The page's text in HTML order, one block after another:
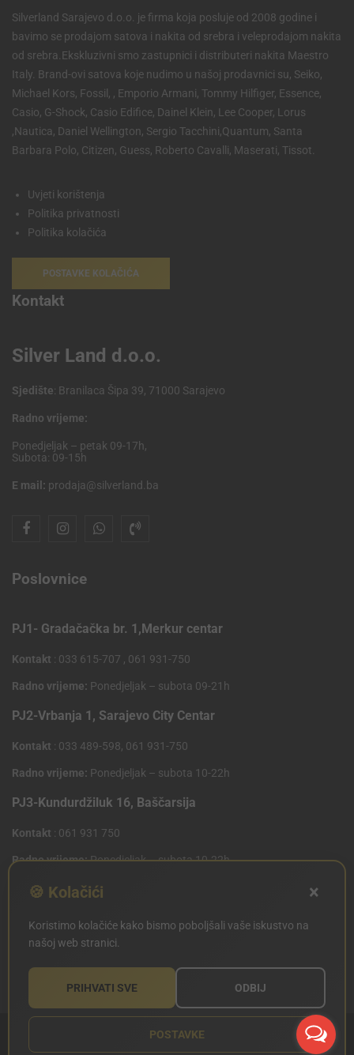
Silverland Sarajevo d.o.o. je firma koja posluje od 2008 godine i
bavimo se prodajom satova i nakita od srebra i veleprodajom nakita
od srebra.Ekskluzivni smo zastupnici i distributeri nakita Maestro
Italy. Brand-ovi satova koje nudimo u našoj prodavnici su, Seiko,
Michael Kors, Fossil, , Emporio Armani, Tommy Hilfiger, Essence,
Casio, G-Shock, Casio Edifice, Dainel Klein, Lee Cooper, Lorus
,Nautica, Daniel Wellington, Sergio Tacchini,Quantum, Santa
Barbara Polo, Citizen, Guess, Roberto Cavalli, Maserati, Tissot.
Uvjeti korištenja
Politika privatnosti
Politika kolačića
POSTAVKE KOLAČIĆA
Kontakt
Silver Land d.o.o.
Sjedište: Branilaca Šipa 39, 71000 Sarajevo
Radno vrijeme:
Ponedjeljak – petak 09-17h,
Subota: 09-15h
E mail: prodaja@silverland.ba
Poslovnice
PJ1- Gradačačka br. 1,Merkur centar
Kontakt : 033 615-707 , 061 931-750
Radno vrijeme: Ponedjeljak – subota 09-21h
PJ2-Vrbanja 1, Sarajevo City Centar
Kontakt : 033 489-598, 061 931-750
Radno vrijeme: Ponedjeljak – subota 10-22h
PJ3-Kundurdžiluk 16, Baščarsija
Kontakt : 061 931 750
Radno vrijeme:Ponedjeljak – subota 10-22h
PJ4 West Gate,Mostarsko raskrsce 10 (Penny Plus
Kontakt: 061 931 750
Radno vrijeme:Ponedjeljak – subota 09-21h
Copyright © SILVERLAND 2020. Sva prava zadržana.
Created
🍪 Kolačići ×
Koristimo kolačiće kako bismo poboljšali vaše iskustvo na
našoj web stranici.
PRIHVATI SVE ODBIJ
POSTAVKE